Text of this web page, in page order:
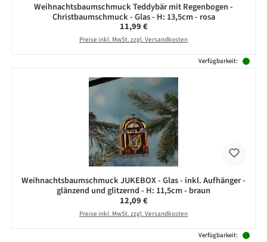
Weihnachtsbaumschmuck Teddybär mit Regenbogen -
Christbaumschmuck - Glas - H: 13,5cm - rosa
Regulärer Preis:
11,99 €
Preise inkl. MwSt. zzgl. Versandkosten
Verfügbarkeit:
Weihnachtsbaumschmuck JUKEBOX - Glas - inkl. Aufhänger -
glänzend und glitzernd - H: 11,5cm - braun
Regulärer Preis:
12,09 €
Preise inkl. MwSt. zzgl. Versandkosten
Verfügbarkeit: